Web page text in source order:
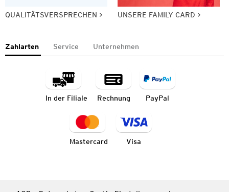
QUALITÄTSVERSPRECHEN UNSERE FAMILY CARD
Zahlarten Service Unternehmen
In der Filiale Rechnung PayPal
Mastercard Visa